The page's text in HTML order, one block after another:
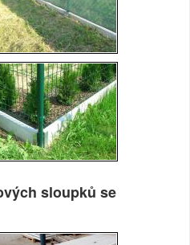
sloupků se